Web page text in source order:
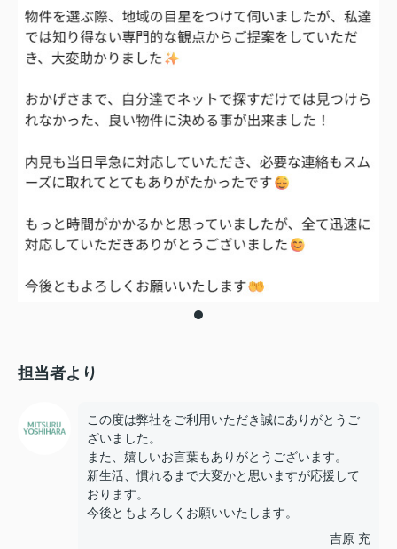
担当者より
この度は弊社をご利用いただき誠にありがとうご
ざいました。
また、嬉しいお言葉もありがとうございます。
新生活、慣れるまで大変かと思いますが応援して
おります。
今後ともよろしくお願いいたします。
吉原 充